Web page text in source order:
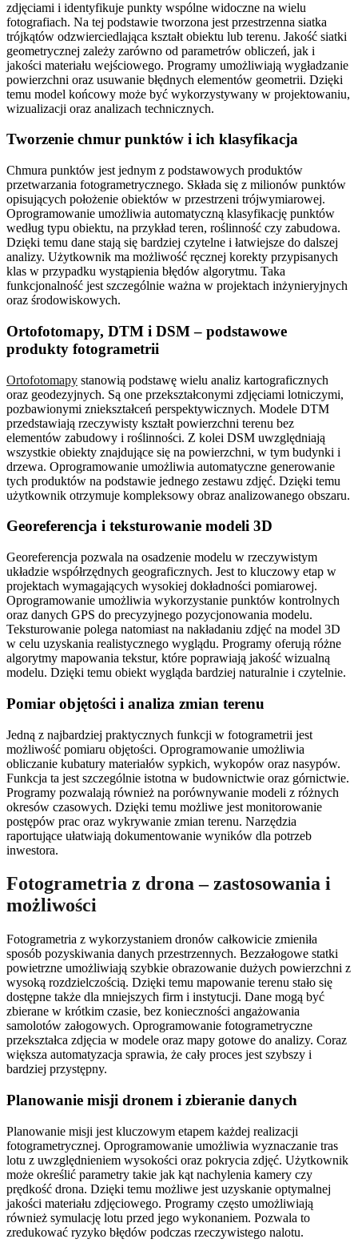
zdjęciami i identyfikuje punkty wspólne widoczne na wielu
fotografiach. Na tej podstawie tworzona jest przestrzenna siatka
trójkątów odzwierciedlająca kształt obiektu lub terenu. Jakość siatki
geometrycznej zależy zarówno od parametrów obliczeń, jak i
jakości materiału wejściowego. Programy umożliwiają wygładzanie
powierzchni oraz usuwanie błędnych elementów geometrii. Dzięki
temu model końcowy może być wykorzystywany w projektowaniu,
wizualizacji oraz analizach technicznych.
Tworzenie chmur punktów i ich klasyfikacja
Chmura punktów jest jednym z podstawowych produktów
przetwarzania fotogrametrycznego. Składa się z milionów punktów
opisujących położenie obiektów w przestrzeni trójwymiarowej.
Oprogramowanie umożliwia automatyczną klasyfikację punktów
według typu obiektu, na przykład teren, roślinność czy zabudowa.
Dzięki temu dane stają się bardziej czytelne i łatwiejsze do dalszej
analizy. Użytkownik ma możliwość ręcznej korekty przypisanych
klas w przypadku wystąpienia błędów algorytmu. Taka
funkcjonalność jest szczególnie ważna w projektach inżynieryjnych
oraz środowiskowych.
Ortofotomapy, DTM i DSM – podstawowe
produkty fotogrametrii
Ortofotomapy stanowią podstawę wielu analiz kartograficznych
oraz geodezyjnych. Są one przekształconymi zdjęciami lotniczymi,
pozbawionymi zniekształceń perspektywicznych. Modele DTM
przedstawiają rzeczywisty kształt powierzchni terenu bez
elementów zabudowy i roślinności. Z kolei DSM uwzględniają
wszystkie obiekty znajdujące się na powierzchni, w tym budynki i
drzewa. Oprogramowanie umożliwia automatyczne generowanie
tych produktów na podstawie jednego zestawu zdjęć. Dzięki temu
użytkownik otrzymuje kompleksowy obraz analizowanego obszaru.
Georeferencja i teksturowanie modeli 3D
Georeferencja pozwala na osadzenie modelu w rzeczywistym
układzie współrzędnych geograficznych. Jest to kluczowy etap w
projektach wymagających wysokiej dokładności pomiarowej.
Oprogramowanie umożliwia wykorzystanie punktów kontrolnych
oraz danych GPS do precyzyjnego pozycjonowania modelu.
Teksturowanie polega natomiast na nakładaniu zdjęć na model 3D
w celu uzyskania realistycznego wyglądu. Programy oferują różne
algorytmy mapowania tekstur, które poprawiają jakość wizualną
modelu. Dzięki temu obiekt wygląda bardziej naturalnie i czytelnie.
Pomiar objętości i analiza zmian terenu
Jedną z najbardziej praktycznych funkcji w fotogrametrii jest
możliwość pomiaru objętości. Oprogramowanie umożliwia
obliczanie kubatury materiałów sypkich, wykopów oraz nasypów.
Funkcja ta jest szczególnie istotna w budownictwie oraz górnictwie.
Programy pozwalają również na porównywanie modeli z różnych
okresów czasowych. Dzięki temu możliwe jest monitorowanie
postępów prac oraz wykrywanie zmian terenu. Narzędzia
raportujące ułatwiają dokumentowanie wyników dla potrzeb
inwestora.
Fotogrametria z drona – zastosowania i
możliwości
Fotogrametria z wykorzystaniem dronów całkowicie zmieniła
sposób pozyskiwania danych przestrzennych. Bezzałogowe statki
powietrzne umożliwiają szybkie obrazowanie dużych powierzchni z
wysoką rozdzielczością. Dzięki temu mapowanie terenu stało się
dostępne także dla mniejszych firm i instytucji. Dane mogą być
zbierane w krótkim czasie, bez konieczności angażowania
samolotów załogowych. Oprogramowanie fotogrametryczne
przekształca zdjęcia w modele oraz mapy gotowe do analizy. Coraz
większa automatyzacja sprawia, że cały proces jest szybszy i
bardziej przystępny.
Planowanie misji dronem i zbieranie danych
Planowanie misji jest kluczowym etapem każdej realizacji
fotogrametrycznej. Oprogramowanie umożliwia wyznaczanie tras
lotu z uwzględnieniem wysokości oraz pokrycia zdjęć. Użytkownik
może określić parametry takie jak kąt nachylenia kamery czy
prędkość drona. Dzięki temu możliwe jest uzyskanie optymalnej
jakości materiału zdjęciowego. Programy często umożliwiają
również symulację lotu przed jego wykonaniem. Pozwala to
zredukować ryzyko błędów podczas rzeczywistego nalotu.